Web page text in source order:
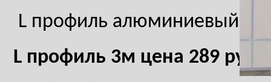
L профиль алюминиевый
L профиль 3м цена 289 руб/